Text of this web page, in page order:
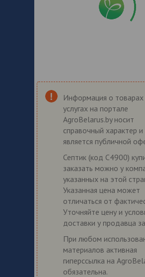
Информация о товарах
услугах на портале
AgroBelarus.by носит
справочный характер и
является публичной
Септик (код С4900)
заказать можно у
указанных на этой
Указанная цена может
отличаться от
Уточняйте цену и
доставки у продавца
При любом
материалов активная
гиперссылка на
обязательна.